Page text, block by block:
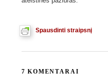
Spausdinti straipsnį
7 KOMENTARAI